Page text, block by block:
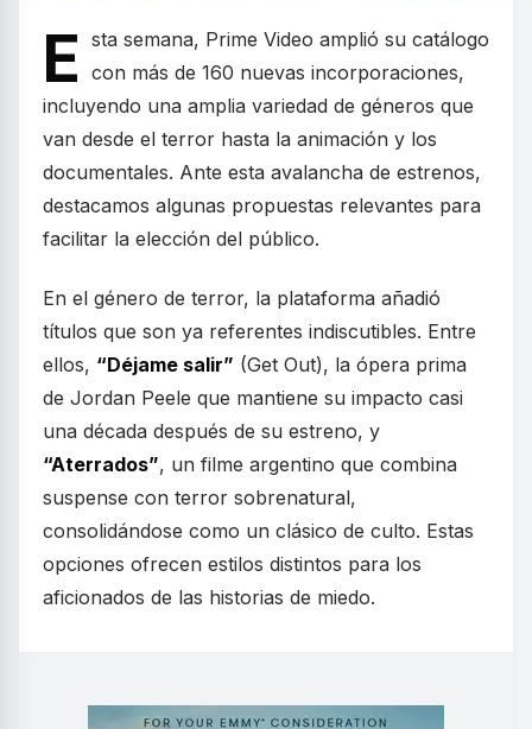
E sta semana, Prime Video amplió su catálogo
con más de 160 nuevas incorporaciones,
incluyendo una amplia variedad de géneros que
van desde el terror hasta la animación y los
documentales. Ante esta avalancha de estrenos,
destacamos algunas propuestas relevantes para
facilitar la elección del público.
En el género de terror, la plataforma añadió
títulos que son ya referentes indiscutibles. Entre
ellos, “Déjame salir” (Get Out), la ópera prima
de Jordan Peele que mantiene su impacto casi
una década después de su estreno, y
“Aterrados”, un filme argentino que combina
suspense con terror sobrenatural,
consolidándose como un clásico de culto. Estas
opciones ofrecen estilos distintos para los
aficionados de las historias de miedo.